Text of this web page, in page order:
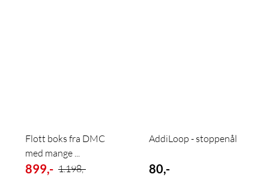
Flott boks fra DMC
med mange ...
899,- 1.198,-
AddiLoop - stoppenål
80,-